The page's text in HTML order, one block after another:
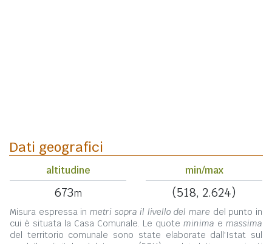
Dati geografici
altitudine
673m
min/max
(518, 2.624)
Misura espressa in metri sopra il livello del mare del punto in
cui è situata la Casa Comunale. Le quote minima e massima
del territorio comunale sono state elaborate dall'Istat sul